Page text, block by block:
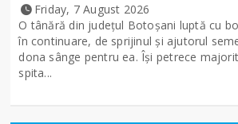
Friday, 7 August 2026
O tânără din județul Botoșani luptă cu
în continuare, de sprijinul și ajutorul
dona sânge pentru ea. Își petrece
spita...